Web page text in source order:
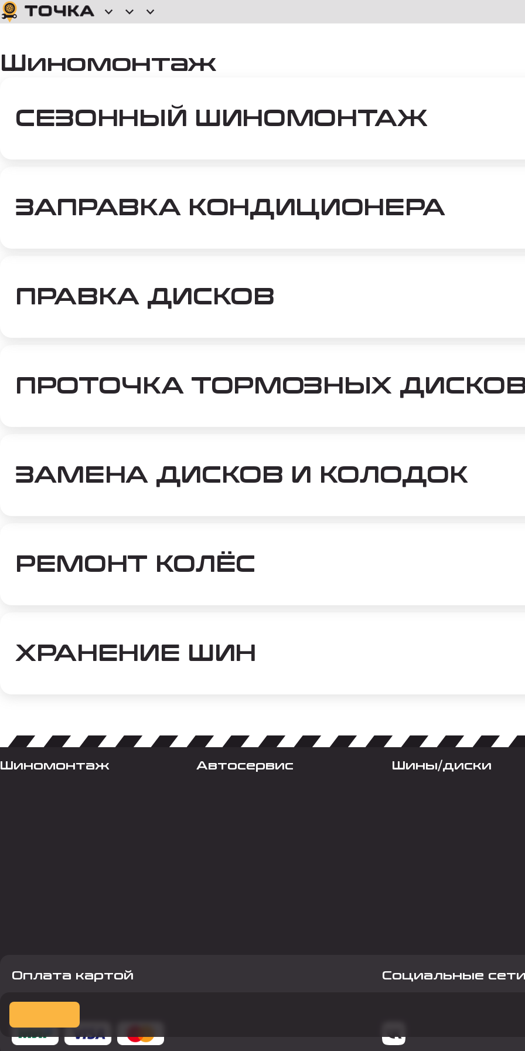
Шиномонтаж
СЕЗОННЫЙ ШИНОМОНТАЖ
ЗАПРАВКА КОНДИЦИОНЕРА
ПРАВКА ДИСКОВ
ПРОТОЧКА ТОРМОЗНЫХ
ЗАМЕНА ДИСКОВ И КОЛОДОК
РЕМОНТ КОЛЁС
ХРАНЕНИЕ ШИН
Шиномонтаж Автосервис Шины/диски
Оплата картой Социальные